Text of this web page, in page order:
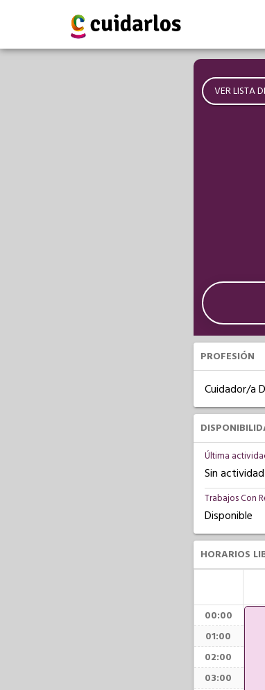
VER LISTA
PROFESIÓN
Cuidador/a
Última
Sin
Trabajos Con
Disponible
HORARIOS
00:00
01:00
02:00
03:00